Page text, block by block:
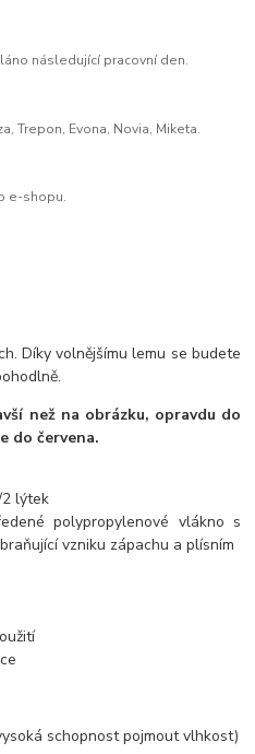
následující pracovní den.
Trepon, Evona, Novia, Miketa.
e-shopu.
Díky volnějšímu lemu se budete
než na obrázku, opravdu do
do červena.
lýtek
polypropylenové vlákno s
vzniku zápachu a plísním
schopnost pojmout vlhkost)